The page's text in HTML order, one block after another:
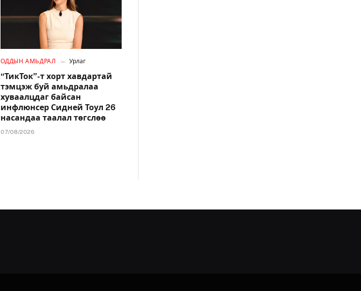
ОДДЫН АМЬДРАЛ Урлаг
“ТикТок”-т хорт хавдартай
тэмцэж буй амьдралаа
хуваалцдаг байсан
инфлюнсер Сидней Тоул 26
насандаа таалал төгслөө
07/08/2026